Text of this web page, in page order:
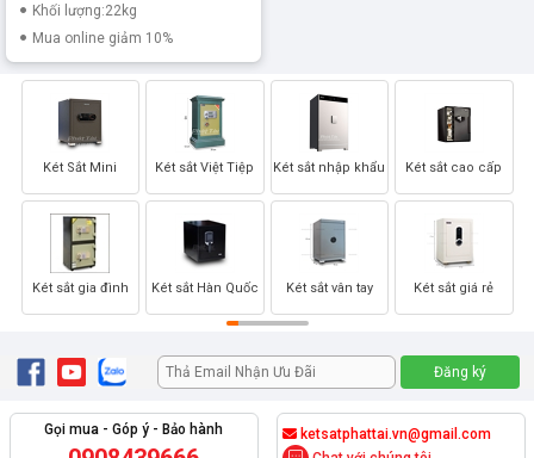
Khối lượng:22kg
Mua online giảm 10%
Két Sắt Mini
Két sắt gia đình
Két sắt Việt Tiệp
Két sắt Hàn Quốc
Két sắt nhập khẩu
Két sắt vân tay
Két sắt cao cấp
Két sắt giá rẻ
Gọi mua - Góp ý - Bảo hành
ketsatphattai.vn@gmail.com